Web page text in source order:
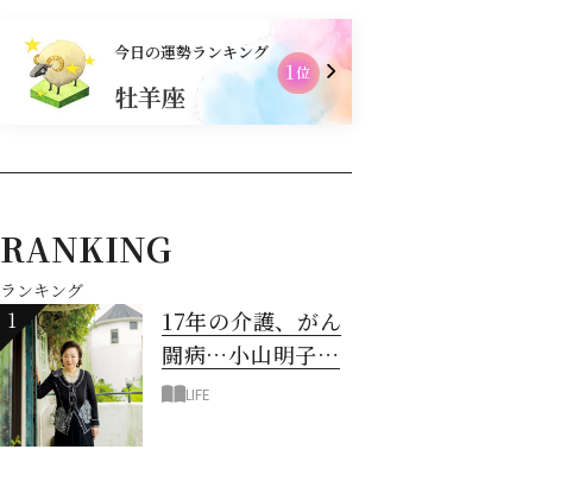
今日の運勢ランキング
牡羊座
射手座
2位
RANKING
ランキング
1
17年の介護、がん
闘病…小山明子さ
ん「今満たされて
LIFE